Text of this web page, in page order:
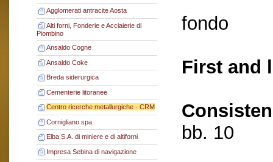
Agglomerati antracite Aosta
Alti forni, Fonderie e Acciaierie di
Piombino
Ansaldo Cogne
Ansaldo Coke
Breda siderurgica
Cementerie litoranee
Centro ricerche metallurgiche - CRM
Cornigliano spa
Elba S.A. di miniere e di altiforni
Impresa Sebina di navigazione
fondo
First and
bb. 10